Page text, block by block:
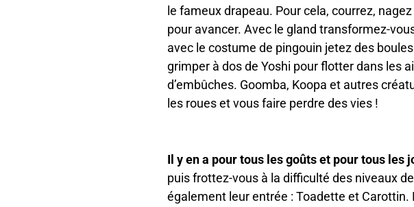
le fameux drapeau. Pour cela, courrez,
pour avancer. Avec le gland transformez-
avec le costume de pingouin jetez des
grimper à dos de Yoshi pour flotter dans les
d’embûches. Goomba, Koopa et autres
les roues et vous faire perdre des vies !
Il y en a pour tous les goûts et pour tous les
puis frottez-vous à la difficulté des niveaux
également leur entrée : Toadette et